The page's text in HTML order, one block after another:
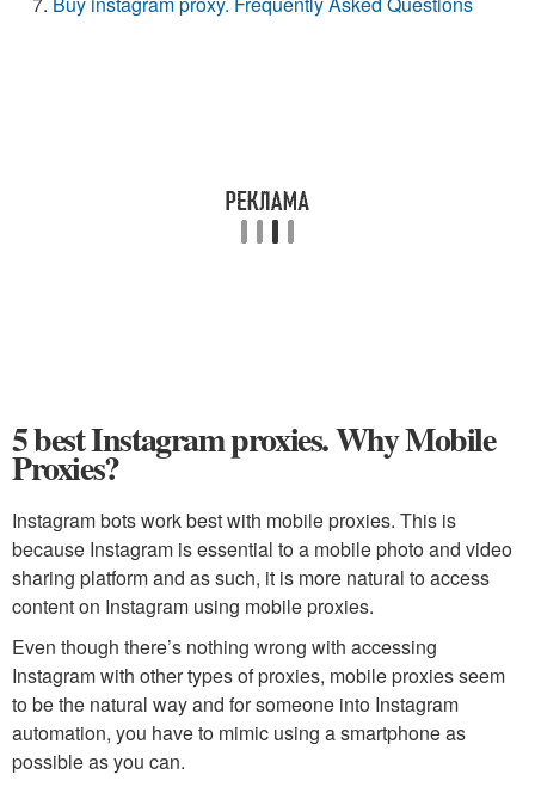
5 best Instagram proxies. Why Mobile
Proxies?
Instagram bots work best with mobile proxies. This is
because Instagram is essential to a mobile photo and video
sharing platform and as such, it is more natural to access
content on Instagram using mobile proxies.
Even though there’s nothing wrong with accessing
Instagram with other types of proxies, mobile proxies seem
to be the natural way and for someone into Instagram
automation, you have to mimic using a smartphone as
possible as you can.